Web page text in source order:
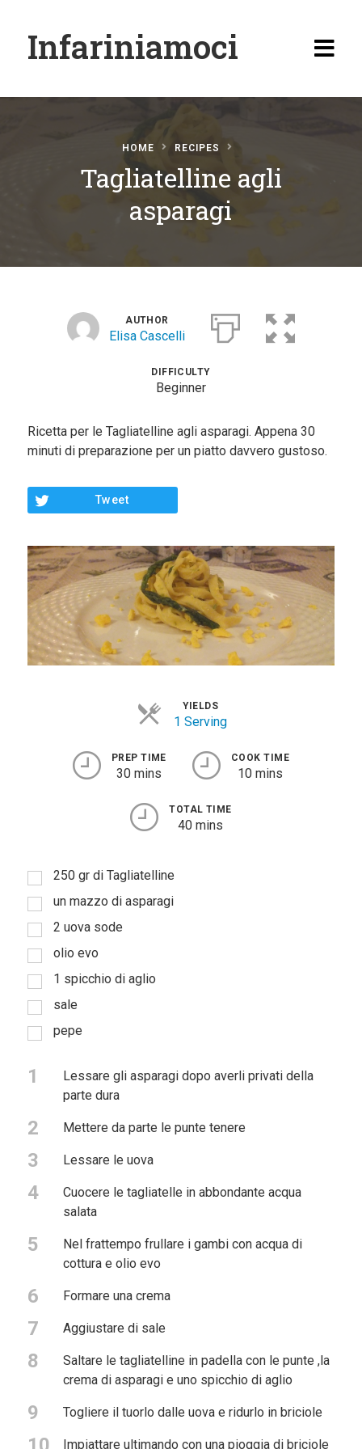
Infariniamoci
Dolci
Panini
Varie
Chi Sono
Contattami
HOME RECIPES
Tagliatelline agli
asparagi
AUTHOR
Elisa Cascelli
DIFFICULTY
Beginner
Ricetta per le Tagliatelline agli asparagi. Appena 30
minuti di preparazione per un piatto davvero gustoso.
Tweet
YIELDS
1 Serving
PREP TIME
30 mins
COOK TIME
10 mins
TOTAL TIME
40 mins
250 gr di Tagliatelline
un mazzo di asparagi
2 uova sode
olio evo
1 spicchio di aglio
sale
pepe
1
Lessare gli asparagi dopo averli privati della
parte dura
2 Mettere da parte le punte tenere
3 Lessare le uova
4
Cuocere le tagliatelle in abbondante acqua
salata
5
Nel frattempo frullare i gambi con acqua di
cottura e olio evo
6 Formare una crema
7 Aggiustare di sale
8
Saltare le tagliatelline in padella con le punte ,la
crema di asparagi e uno spicchio di aglio
9 Togliere il tuorlo dalle uova e ridurlo in briciole
Impiattare ultimando con una pioggia di briciole